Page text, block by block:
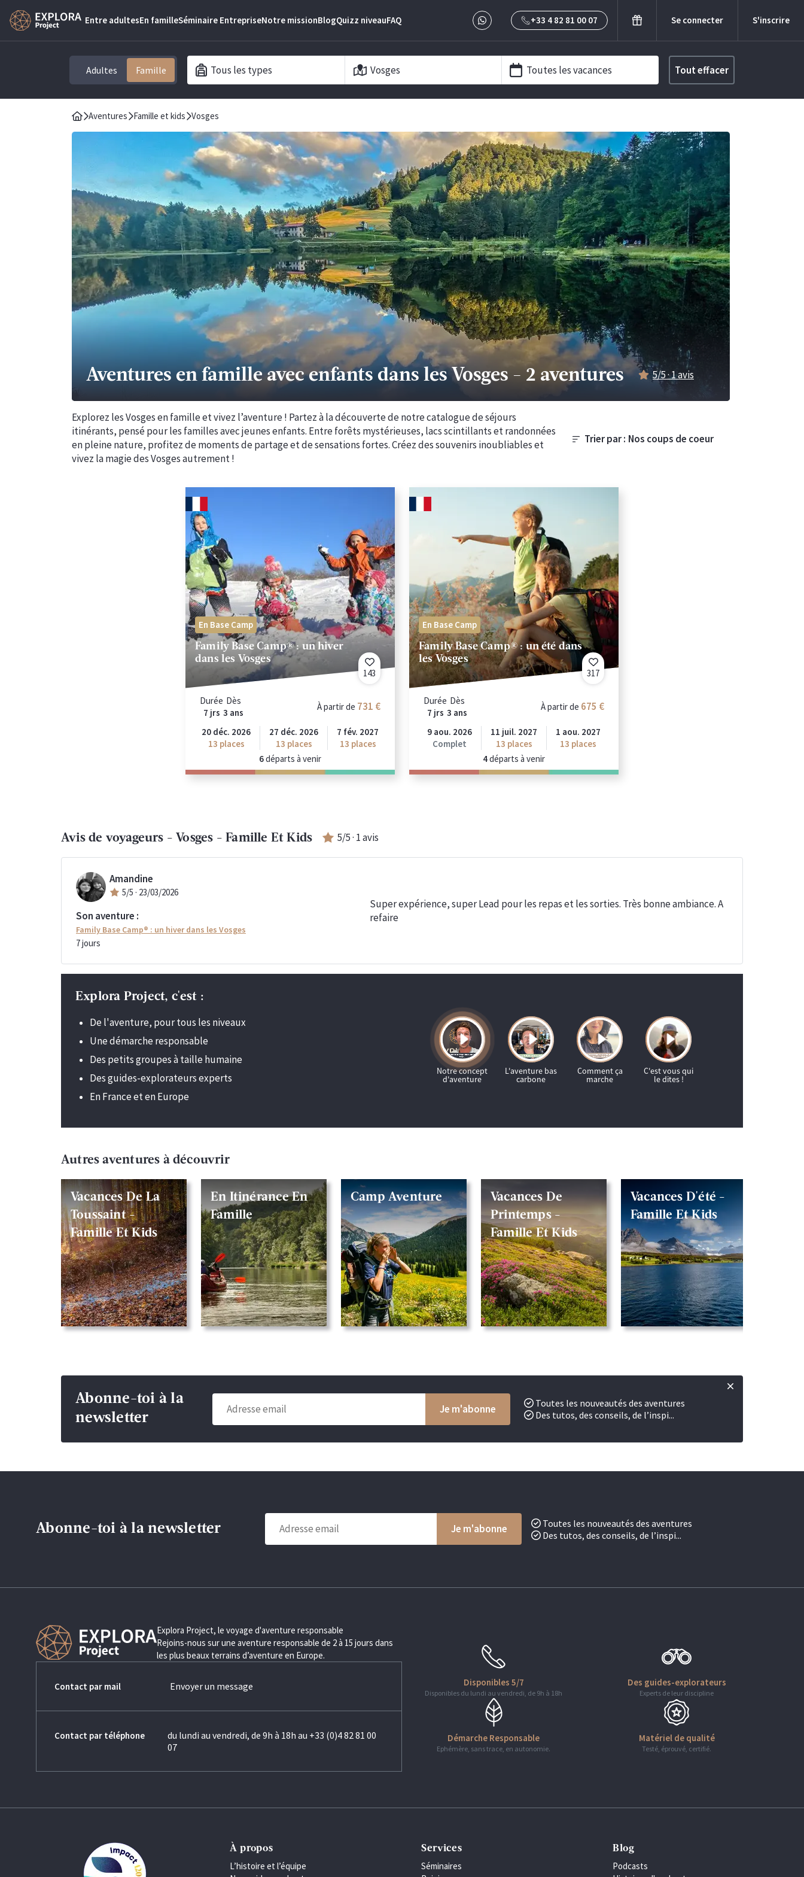
Entre adultesEn familleSéminaire EntrepriseNotre missionBlogQuizz niveauFAQ +33 4 82 81 00 07 Se connecter S'inscrire
Adultes Tous les types Vosges Toutes les vacances Tout effacer
Aventures Famille et kids Vosges
Aventures en famille avec enfants dans les Vosges - 2 aventures 5/5 ·1avis
Explorez les Vosges en famille et vivez l’aventure ! Partez à la découverte de notre catalogue de séjours
itinérants, pensé pour les familles avec jeunes enfants. Entre forêts mystérieuses, lacs scintillants et randonnées
en pleine nature, profitez de moments de partage et de sensations fortes. Créez des souvenirs inoubliables et
vivez la magie des Vosges autrement !
Trier par :
En Base Camp
Family Base Camp® : un hiver
dans les Vosges
143
Durée
7 jrs
Dès
3 ans
À partir de 731 €
20 déc. 2026
13 places
27 déc. 2026
13 places
7 fév. 2027
13 places
6départs à venir
En Base Camp
Family Base Camp® : un été dans
les Vosges
317
Durée
7 jrs
Dès
3 ans
À partir de 675 €
9 aou. 2026
Complet
11 juil. 2027
13 places
1 aou. 2027
13 places
4départs à venir
Avis de voyageurs - Vosges - Famille Et Kids 5/5 · 1avis
Amandine
5/5 · 23/03/2026
Son aventure :
Family Base Camp® : un hiver dans les Vosges
7jours
Super expérience, super Lead pour les repas et les sorties. Très bonne ambiance. A
refaire
Explora Project, c'est :
De l'aventure, pour tous les niveaux
Une démarche responsable
Des petits groupes à taille humaine
Des guides-explorateurs experts
En France et en Europe
Autres aventures à découvrir
Vacances De La
Toussaint -
Famille Et Kids
En Itinérance En
Famille
Camp Aventure
Vacances De
Printemps -
Famille Et Kids
Vacances D'été -
Famille Et Kids
Abonne-toi à la
newsletter
Toutes les nouveautés des aventures
Des tutos, des conseils, de l’inspi...
Abonne-toi à la newsletter
Toutes les nouveautés des aventures
Des tutos, des conseils, de l’inspi...
Explora Project, le voyage d'aventure responsable
Rejoins-nous sur une aventure responsable de 2 à 15 jours dans
les plus beaux terrains d’aventure en Europe.
Contact par mail Envoyer un message
Contact par téléphone
du lundi au vendredi, de 9h à 18h au +33 (0)4 82 81 00
07
Disponibles 5/7
Disponibles du lundi au vendredi, de 9h à 18h
Des guides-explorateurs
Experts de leur discipline
Démarche Responsable
Ephémère, sans trace, en autonomie.
Matériel de qualité
Testé, éprouvé, certifié.
À propos
L’histoire et l’équipe
Services
Séminaires
Blog
Podcasts